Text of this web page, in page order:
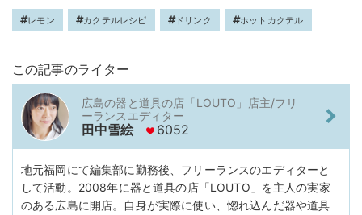
レモン カクテルレシピ ドリンク ホットカクテル
この記事のライター
広島の器と道具の店「LOUTO」店主/フリ
ーランスエディター
田中雪絵 6052
地元福岡にて編集部に勤務後、フリーランスのエディターと
して活動。2008年に器と道具の店「LOUTO」を主人の実家
のある広島に開店。自身が実際に使い、惚れ込んだ器や道具